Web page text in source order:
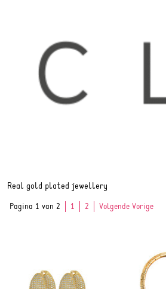
Real gold plated jewellery
Pagina 1 van 2 1 2 Volgende Vorige